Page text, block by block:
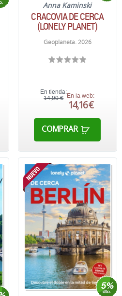
Anna Kaminski
CRACOVIA DE CERCA
(LONELY PLANET)
Geoplaneta. 2026
En tienda:
14,90 € En la web:
14,16 €
COMPRAR